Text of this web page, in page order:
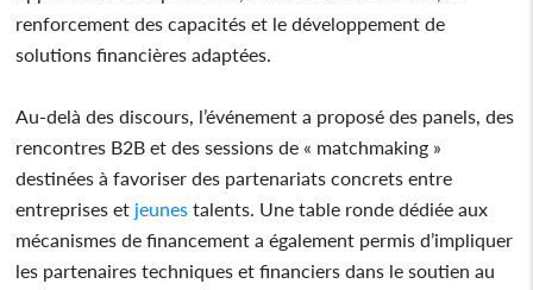
renforcement des capacités et le développement de
solutions financières adaptées.
Au-delà des discours, l’événement a proposé des panels, des
rencontres B2B et des sessions de « matchmaking »
destinées à favoriser des partenariats concrets entre
entreprises et jeunes talents. Une table ronde dédiée aux
mécanismes de financement a également permis d’impliquer
les partenaires techniques et financiers dans le soutien au